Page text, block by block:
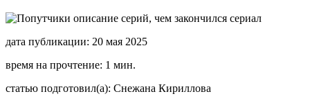
дата публикации: 20 мая 2025
время на прочтение: 1 мин.
статью подготовил(а): Снежана Кириллова